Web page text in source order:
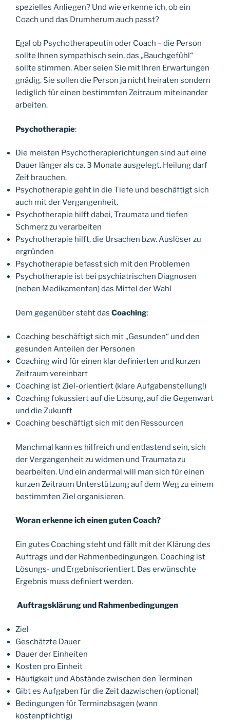
spezielles Anliegen? Und wie erkenne ich, ob ein
Coach und das Drumherum auch passt?
Egal ob Psychotherapeutin oder Coach – die Person
sollte Ihnen sympathisch sein, das „Bauchgefühl“
sollte stimmen. Aber seien Sie mit Ihren Erwartungen
gnädig. Sie sollen die Person ja nicht heiraten sondern
lediglich für einen bestimmten Zeitraum miteinander
arbeiten.
Psychotherapie:
Die meisten Psychotherapierichtungen sind auf eine
Dauer länger als ca. 3 Monate ausgelegt. Heilung darf
Zeit brauchen.
Psychotherapie geht in die Tiefe und beschäftigt sich
auch mit der Vergangenheit.
Psychotherapie hilft dabei, Traumata und tiefen
Schmerz zu verarbeiten
Psychotherapie hilft, die Ursachen bzw. Auslöser zu
ergründen
Psychotherapie befasst sich mit den Problemen
Psychotherapie ist bei psychiatrischen Diagnosen
(neben Medikamenten) das Mittel der Wahl
Dem gegenüber steht das Coaching:
Coaching beschäftigt sich mit „Gesunden“ und den
gesunden Anteilen der Personen
Coaching wird für einen klar definierten und kurzen
Zeitraum vereinbart
Coaching ist Ziel-orientiert (klare Aufgabenstellung!)
Coaching fokussiert auf die Lösung, auf die Gegenwart
und die Zukunft
Coaching beschäftigt sich mit den Ressourcen
Manchmal kann es hilfreich und entlastend sein, sich
der Vergangenheit zu widmen und Traumata zu
bearbeiten. Und ein andermal will man sich für einen
kurzen Zeitraum Unterstützung auf dem Weg zu einem
bestimmten Ziel organisieren.
Woran erkenne ich einen guten Coach?
Ein gutes Coaching steht und fällt mit der Klärung des
Auftrags und der Rahmenbedingungen. Coaching ist
Lösungs- und Ergebnisorientiert. Das erwünschte
Ergebnis muss definiert werden.
Auftragsklärung und Rahmenbedingungen
Ziel
Geschätzte Dauer
Dauer der Einheiten
Kosten pro Einheit
Häufigkeit und Abstände zwischen den Terminen
Gibt es Aufgaben für die Zeit dazwischen (optional)
Bedingungen für Terminabsagen (wann
kostenpflichtig)